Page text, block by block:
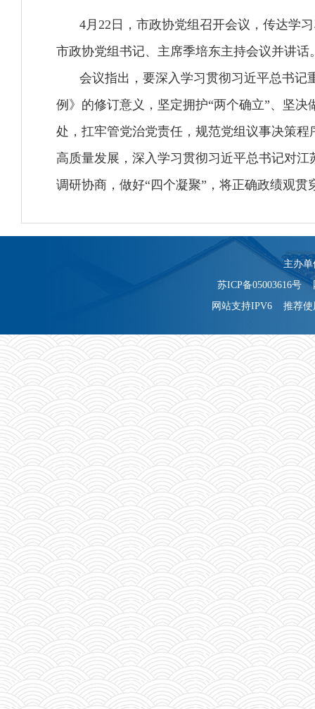
4月22日，市政协党组召开会议，传达学
市政协党组书记、主席季培东主持会议并讲话
会议指出，要深入学习贯彻习近平总书
例》的修订意义，坚定拥护“两个确立”、坚
处，扛牢管党治党责任，规范党组议事决策
高质量发展，深入学习贯彻习近平总书记对
调研协商，做好“四个凝聚”，将正确政绩观
主办
苏ICP备05003616号
网站支持IPV6 推荐使